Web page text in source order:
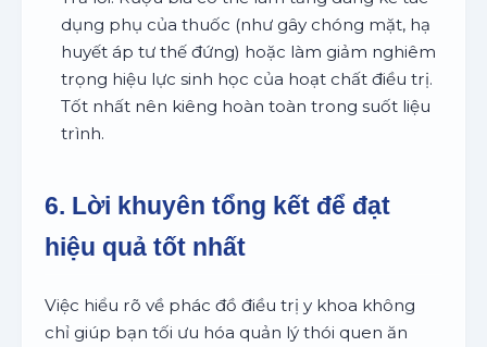
dụng phụ của thuốc (như gây chóng mặt, hạ
huyết áp tư thế đứng) hoặc làm giảm nghiêm
trọng hiệu lực sinh học của hoạt chất điều trị.
Tốt nhất nên kiêng hoàn toàn trong suốt liệu
trình.
6. Lời khuyên tổng kết để đạt
hiệu quả tốt nhất
Việc hiểu rõ về phác đồ điều trị y khoa không
chỉ giúp bạn tối ưu hóa quản lý thói quen ăn